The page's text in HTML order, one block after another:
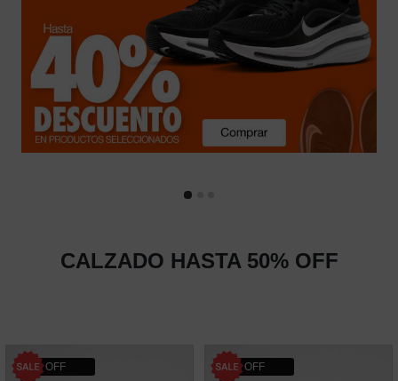
CALZADO HASTA 50% OFF
25% OFF 20% OFF